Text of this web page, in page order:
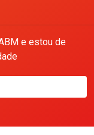
e estou de